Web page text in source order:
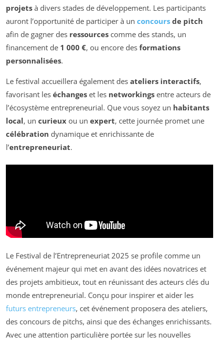
projets à divers stades de développement. Les participants
auront l’opportunité de participer à un concours de pitch
afin de gagner des ressources comme des stands, un
financement de 1 000 €, ou encore des formations
personnalisées.
Le festival accueillera également des ateliers interactifs,
favorisant les échanges et les networkings entre acteurs de
l’écosystème entrepreneurial. Que vous soyez un habitants
local, un curieux ou un expert, cette journée promet une
célébration dynamique et enrichissante de
l’entrepreneuriat.
Le Festival de l’Entrepreneuriat 2025 se profile comme un
événement majeur qui met en avant des idées novatrices et
des projets ambitieux, tout en réunissant des acteurs clés du
monde entrepreneurial. Conçu pour inspirer et aider les
futurs entrepreneurs, cet événement proposera des ateliers,
des concours de pitchs, ainsi que des échanges enrichissants.
Avec une attention particulière portée sur les nouvelles